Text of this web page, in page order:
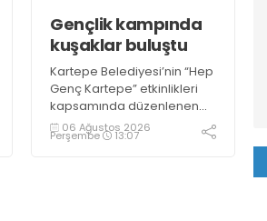
Gençlik kampında
kuşaklar buluştu
Kartepe Belediyesi’nin “Hep
Genç Kartepe” etkinlikleri
kapsamında düzenlenen
Gençlik ve Gelişim Kampı’na
katılan gençler, Kocaeli
06 Ağustos 2026
Perşembe 13:07